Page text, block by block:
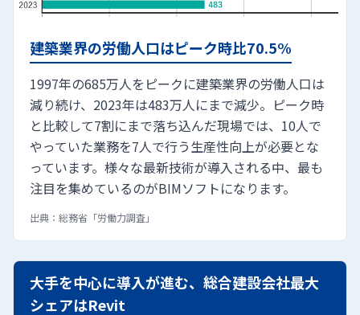
建築業界の労働人口はピーク時比70.5%
1997年の685万人をピークに建築業界の労働人口は
減り続け、2023年は483万人にまで減少。ピーク時
と比較して7割にまで落ち込んだ現場では、10人で
やっていた業務を7人で行う生産性向上が必要とな
っています。様々な最新技術が導入される中、最も
注目を集めているのがBIMソフトになります。
出典：総務省「労働力調査」
大手を中心に導入が進む、総合建設会社最大
シェアはRevit